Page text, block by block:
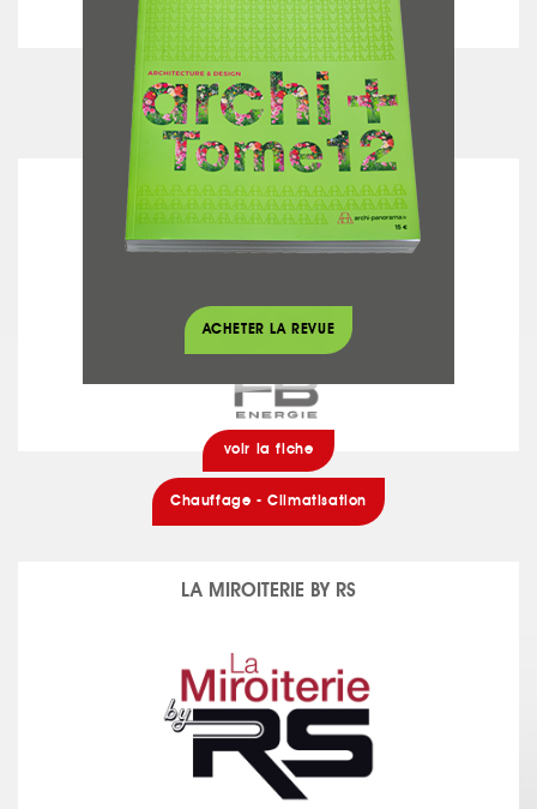
voir la fiche
Agencement
FB ENERGIE
voir la fiche
Chauffage - Climatisation
LA MIROITERIE BY RS
ACHETER LA REVUE